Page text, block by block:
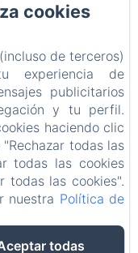
cookies
de terceros)
experiencia de
publicitarios
y tu perfil.
haciendo clic
todas las
todas las cookies
todas las cookies".
nuestra Política de
todas